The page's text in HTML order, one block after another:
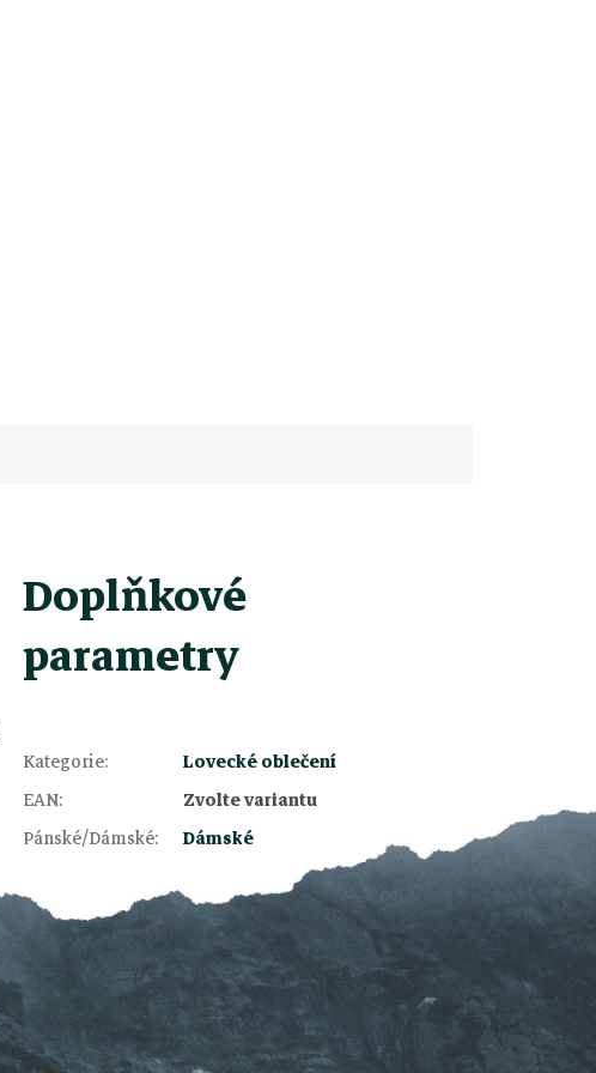
Doplňkové
parametry
Kategorie:
Lovecké oblečení
EAN:
Zvolte variantu
Pánské/Dámské: Dámské